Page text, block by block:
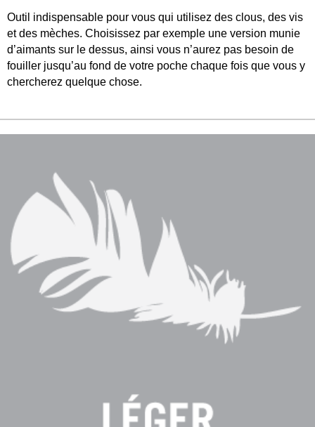
Outil indispensable pour vous qui utilisez des clous, des vis
et des mèches. Choisissez par exemple une version munie
d’aimants sur le dessus, ainsi vous n’aurez pas besoin de
fouiller jusqu’au fond de votre poche chaque fois que vous y
chercherez quelque chose.